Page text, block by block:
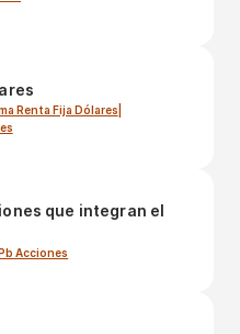
Renta Fija Dólares
que integran el
Acciones